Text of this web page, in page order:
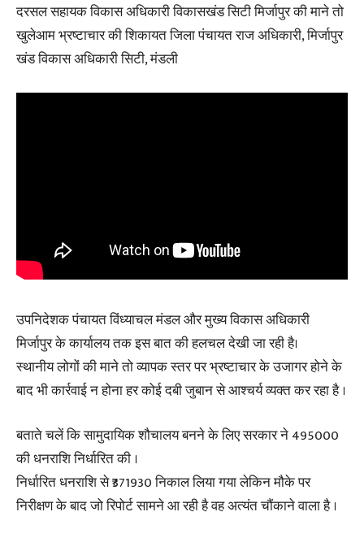
दरसल सहायक विकास अधिकारी विकासखंड सिटी मिर्जापुर की माने तो
खुलेआम भ्रष्टाचार की शिकायत जिला पंचायत राज अधिकारी, मिर्जापुर
खंड विकास अधिकारी सिटी, मंडली
उपनिदेशक पंचायत विंध्याचल मंडल और मुख्य विकास अधिकारी
मिर्जापुर के कार्यालय तक इस बात की हलचल देखी जा रही है।
स्थानीय लोगों की माने तो व्यापक स्तर पर भ्रष्टाचार के उजागर होने के
बाद भी कार्रवाई न होना हर कोई दबी जुबान से आश्चर्य व्यक्त कर रहा है ।
बताते चलें कि सामुदायिक शौचालय बनने के लिए सरकार ने 495000
की धनराशि निर्धारित की ।
निर्धारित धनराशि से ₹371930 निकाल लिया गया लेकिन मौके पर
निरीक्षण के बाद जो रिपोर्ट सामने आ रही है वह अत्यंत चौंकाने वाला है ।